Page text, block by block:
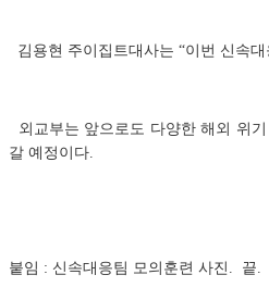
김용현 주이집트대사는 “이번 신속
외교부는 앞으로도 다양한 해외 위
갈 예정이다.
붙임 : 신속대응팀 모의훈련 사진. 끝.